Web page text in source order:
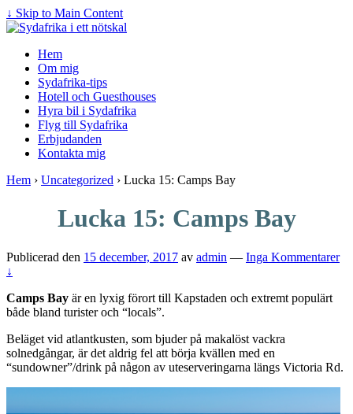
↓ Skip to Main Content
Hem
Om mig
Sydafrika-tips
Hotell och Guesthouses
Hyra bil i Sydafrika
Flyg till Sydafrika
Erbjudanden
Kontakta mig
Hem › Uncategorized › Lucka 15: Camps Bay
Lucka 15: Camps Bay
Publicerad den 15 december, 2017 av admin — Inga Kommentarer
↓
Camps Bay är en lyxig förort till Kapstaden och extremt populärt
både bland turister och “locals”.
Beläget vid atlantkusten, som bjuder på makalöst vackra
solnedgångar, är det aldrig fel att börja kvällen med en
“sundowner”/drink på någon av uteserveringarna längs Victoria Rd.